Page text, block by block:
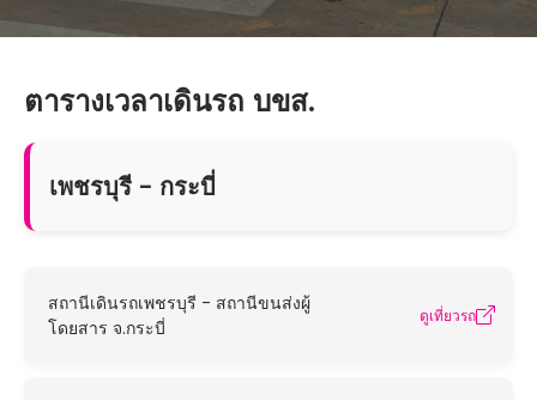
ตารางเวลาเดินรถ บขส.
เพชรบุรี - กระบี่
สถานีเดินรถเพชรบุรี - สถานีขนส่งผู้
โดยสาร จ.กระบี่
ดูเที่ยวรถ